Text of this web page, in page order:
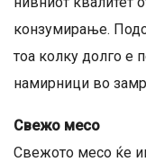
конзумирање.
тоа колку долго е
намирници во
Свежо месо
Свежото месо ќе